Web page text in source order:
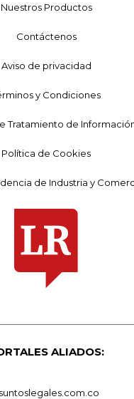
Nuestros Productos
Contáctenos
Aviso de privacidad
y Condiciones
Tratamiento de
Política de Cookies
de Industria y
ALIADOS: